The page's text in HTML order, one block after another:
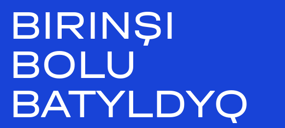
BIRINŞI
BOLU
BATYLDYQ